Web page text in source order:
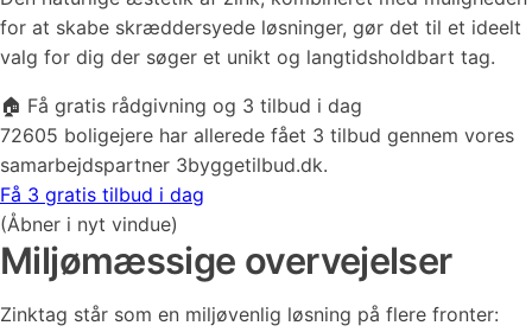
for at skabe skræddersyede løsninger, gør det til et ideelt
valg for dig der søger et unikt og langtidsholdbart tag.
🏠 Få gratis rådgivning og 3 tilbud i dag
72605 boligejere har allerede fået 3 tilbud gennem vores
samarbejdspartner 3byggetilbud.dk.
Få 3 gratis tilbud i dag
(Åbner i nyt vindue)
Miljømæssige overvejelser
Zinktag står som en miljøvenlig løsning på flere fronter: